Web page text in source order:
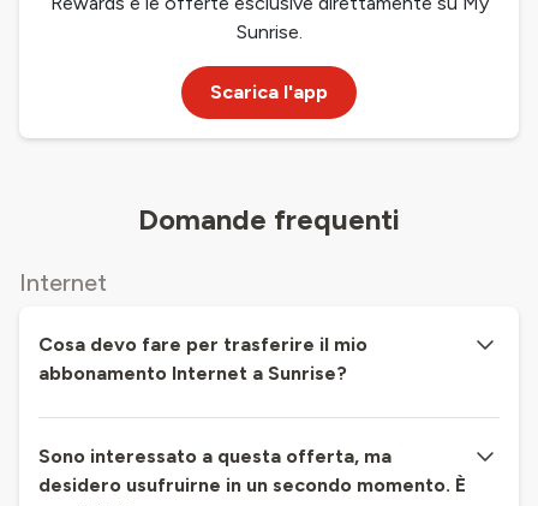
Sunrise.
Scarica l'app
Domande frequenti
Internet
Cosa devo fare per trasferire il mio
abbonamento Internet a Sunrise?
Sono interessato a questa offerta, ma
desidero usufruirne in un secondo momento. È